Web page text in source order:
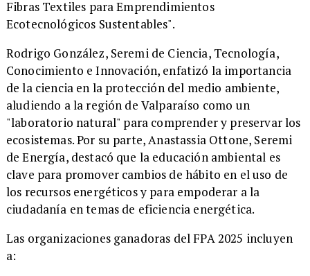
Fibras Textiles para Emprendimientos
Ecotecnológicos Sustentables".
​Rodrigo González, Seremi de Ciencia, Tecnología,
Conocimiento e Innovación, enfatizó la importancia
de la ciencia en la protección del medio ambiente,
aludiendo a la región de Valparaíso como un
"laboratorio natural" para comprender y preservar los
ecosistemas. Por su parte, Anastassia Ottone, Seremi
de Energía, destacó que la educación ambiental es
clave para promover cambios de hábito en el uso de
los recursos energéticos y para empoderar a la
ciudadanía en temas de eficiencia energética.
​Las organizaciones ganadoras del FPA 2025 incluyen
a: